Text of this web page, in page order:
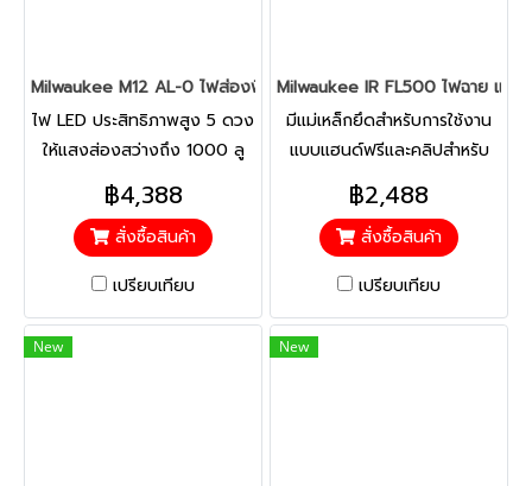
Milwaukee M12 AL-0 ไฟส่องพื้นที่ 12 โวลต์ ฐานแม่เหล็ก (เครื่องเปล่
ไฟ LED ประสิทธิภาพสูง 5 ดวง
ให้แสงส่องสว่างถึง 1000 ลู
เมน เทียบเท่ากับหลอดไฟฮาโล
เจนขนาด 250 วัตต์ มีแม่เหล็ก
ในตัว ระบบหนีบ และหูแขวน
แตกต่างกัน โหมดไฟส่องสว่าง
3 โหมดสำหรับระดับความสว่าง
และระยะเวลาใช้งานที่เหมาะสม
฿4,388
สั่งซื้อสินค้า
เปรียบเทียบ
Milwaukee IR FL500 ไฟฉาย แบบ
มีแม่เหล็กยึดสำหรับการใช้งาน
แบบแฮนด์ฟรีและคลิปสำหรับ
หนีบเสื้อหรือหมวก
฿2,488
สั่งซื้อสินค้า
เปรียบเทียบ
New New